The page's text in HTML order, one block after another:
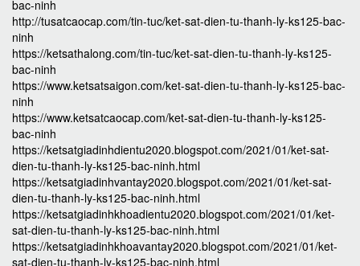
bac-ninh
http://tusatcaocap.com/tin-tuc/ket-sat-dien-tu-thanh-ly-ks125-bac-
ninh
https://ketsathalong.com/tin-tuc/ket-sat-dien-tu-thanh-ly-ks125-
bac-ninh
https://www.ketsatsaigon.com/ket-sat-dien-tu-thanh-ly-ks125-bac-
ninh
https://www.ketsatcaocap.com/ket-sat-dien-tu-thanh-ly-ks125-
bac-ninh
https://ketsatgiadinhdientu2020.blogspot.com/2021/01/ket-sat-
dien-tu-thanh-ly-ks125-bac-ninh.html
https://ketsatgiadinhvantay2020.blogspot.com/2021/01/ket-sat-
dien-tu-thanh-ly-ks125-bac-ninh.html
https://ketsatgiadinhkhoadientu2020.blogspot.com/2021/01/ket-
sat-dien-tu-thanh-ly-ks125-bac-ninh.html
https://ketsatgiadinhkhoavantay2020.blogspot.com/2021/01/ket-
sat-dien-tu-thanh-ly-ks125-bac-ninh.html